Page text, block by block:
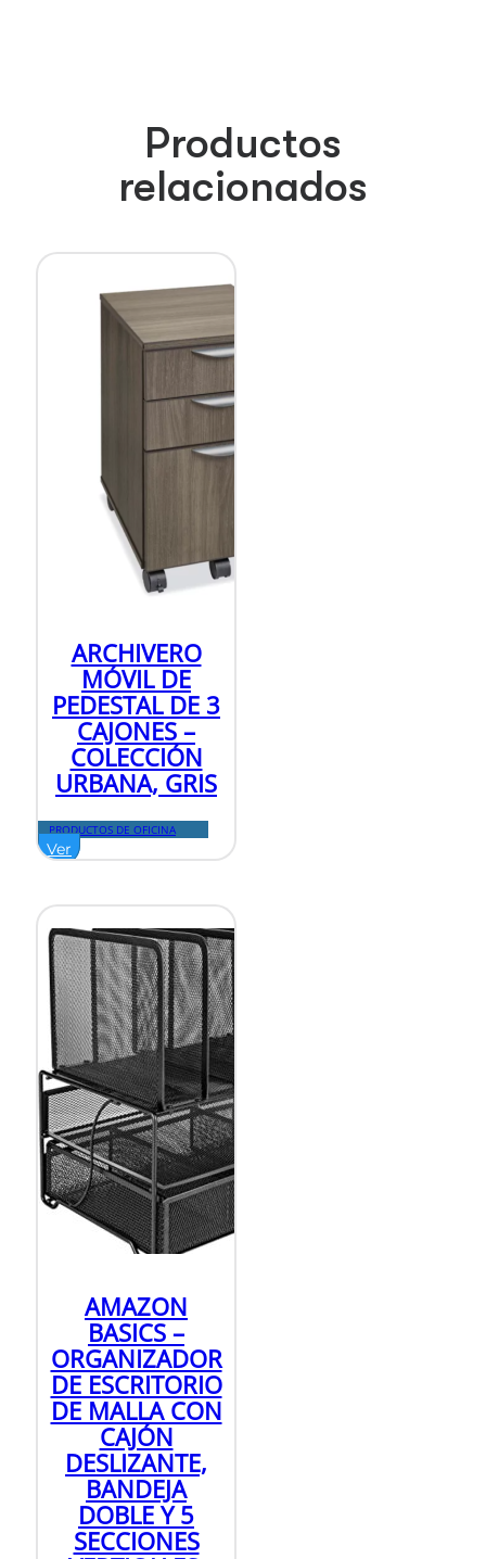
Productos
relacionados
ARCHIVERO
MÓVIL DE
PEDESTAL DE 3
CAJONES –
COLECCIÓN
URBANA, GRIS
PRODUCTOS DE OFICINA
Ver
AMAZON
BASICS –
ORGANIZADOR
DE ESCRITORIO
DE MALLA CON
CAJÓN
DESLIZANTE,
BANDEJA
DOBLE Y 5
SECCIONES